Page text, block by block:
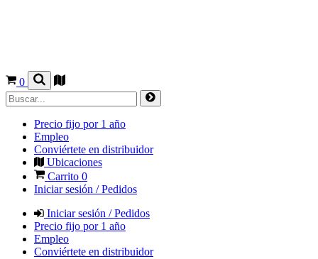
0
Precio fijo por 1 año
Empleo
Conviértete en distribuidor
Ubicaciones
Carrito 0
Iniciar sesión / Pedidos
Iniciar sesión / Pedidos
Precio fijo por 1 año
Empleo
Conviértete en distribuidor